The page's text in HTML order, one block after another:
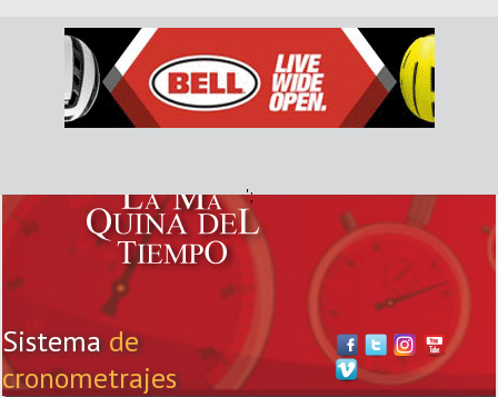
';
Sistemade
cronometrajes